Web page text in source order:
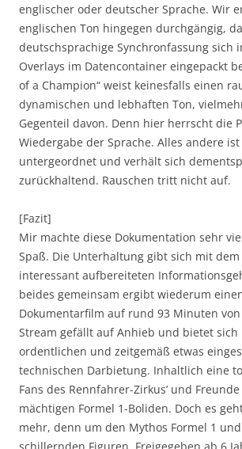
englischer oder deutscher Sprache. Wir
englischen Ton hingegen durchgängig,
deutschsprachige Synchronfassung sich
Overlays im Datencontainer eingepackt
of a Champion“ weist keinesfalls einen
dynamischen und lebhaften Ton,
Gegenteil davon. Denn hier herrscht die
Wiedergabe der Sprache. Alles andere
untergeordnet und verhält sich
zurückhaltend. Rauschen tritt nicht auf.
[Fazit]
Mir machte diese Dokumentation sehr
Spaß. Die Unterhaltung gibt sich mit
interessant aufbereiteten
beides gemeinsam ergibt wiederum
Dokumentarfilm auf rund 93 Minuten
Stream gefällt auf Anhieb und bietet
ordentlichen und zeitgemäß etwas
technischen Darbietung. Inhaltlich eine
Fans des Rennfahrer-Zirkus’ und
mächtigen Formel 1-Boliden. Doch es
mehr, denn um den Mythos Formel 1